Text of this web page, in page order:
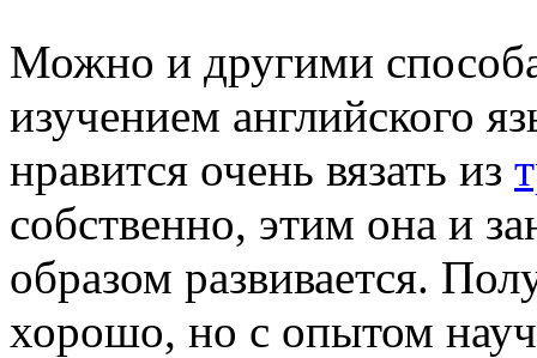
Можно и другими
изучением английского
нравится очень вязать из
собственно, этим она и
образом развивается.
хорошо, но с опытом